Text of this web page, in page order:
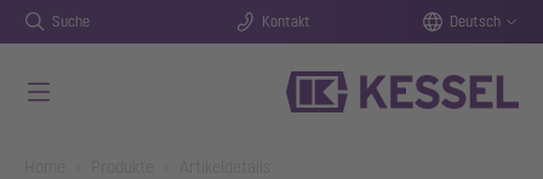
Suche Kontakt Deutsch